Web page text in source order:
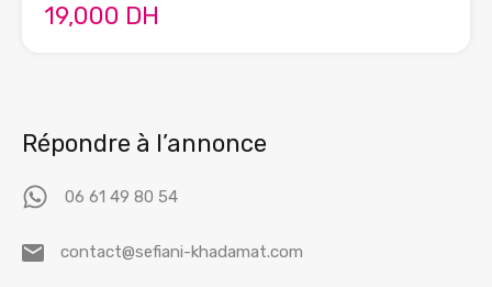
19,000 DH
Répondre à l’annonce
06 61 49 80 54
contact@sefiani-khadamat.com